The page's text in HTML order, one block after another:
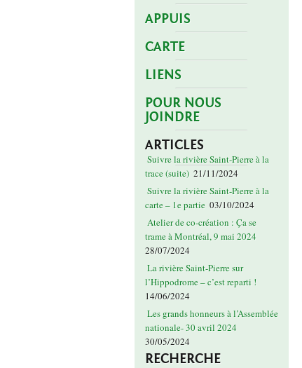
APPUIS
CARTE
LIENS
POUR NOUS
JOINDRE
ARTICLES
Suivre la rivière Saint-Pierre à la
trace (suite) 21/11/2024
Suivre la rivière Saint-Pierre à la
carte – 1e partie 03/10/2024
Atelier de co-création : Ça se
trame à Montréal, 9 mai 2024
28/07/2024
La rivière Saint-Pierre sur
l’Hippodrome – c’est reparti !
14/06/2024
Les grands honneurs à l’Assemblée
nationale- 30 avril 2024
30/05/2024
RECHERCHE